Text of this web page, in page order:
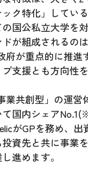
ク特化」してい
国公私立大学を
が組成されるの
府が重点的に推進
支援とも方向性
業共創型」の運営
国内シェア
がGPを務め、
資先と共に事業
進めます。